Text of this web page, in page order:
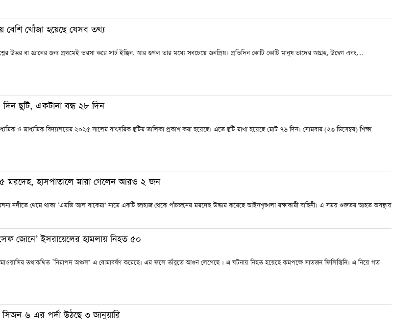
খোঁজা হয়েছে যেসব তথ্য
উত্তর বা জ্ঞানের জন্য প্রথমেই ভরসা করে সার্চ ইঞ্জিন, আর গুগল তার মধ্যে সবচেয়ে জনপ্রিয়। প্রতিদিন কোটি কোটি মানুষ তাদের আগ্রহ, উদ্বেগ এবং…
ছুটি, একটানা বন্ধ ২৮ দিন
ও মাধ্যমিক বিদ্যালয়ের ২০২৫ সালের বাৎসরিক ছুটির তালিকা প্রকাশ করা হয়েছে। এতে ছুটি রাখা হয়েছে মোট ৭৬ দিন। সোমবার (২৩ ডিসেম্বর) শিক্ষা
৫ মরদেহ, হাসপাতালে মারা গেলেন আরও ২ জন
নদীতে থেমে থাকা ‘এমভি আল বাকেরা’ নামে একটি জাহাজ থেকে পাঁচজনের মরদেহ উদ্ধার করেছে আইনশৃঙ্খলা রক্ষাকারী বাহিনী। এ সময় গুরুতর আহত অবস্থায়
জোনে’ ইসরায়েলের হামলায় নিহত ৫০
মাওয়াসির তথাকথিত `নিরাপদ অঞ্চল’ এ বোমাবর্ষণ করেছে। এর ফলে তাঁবুতে আগুন লেগেছে । এ ঘটনায় নিহত হয়েছে কমপক্ষে সাতজন ফিলিস্তিনি। এ নিয়ে গত
সিজন-৬ এর পর্দা উঠছে ৩ জানুয়ারি